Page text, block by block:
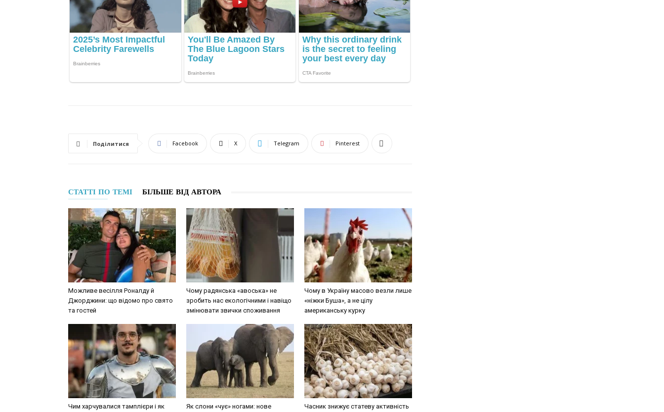
Поділитися Facebook X Telegram Pinterest
СТАТТІ ПО ТЕМІ БІЛЬШЕ ВІД АВТОРА
Можливе весілля Роналду й
Джорджини: що відомо про свято
та гостей
Чому радянська «авоська» не
зробить нас екологічними і навіщо
змінювати звички споживання
Чому в Україну масово везли лише
«ніжки Буша», а не цілу
американську курку
Чим харчувалися тамплієри і як Як слони «чує» ногами: нове Часник знижує статеву активність